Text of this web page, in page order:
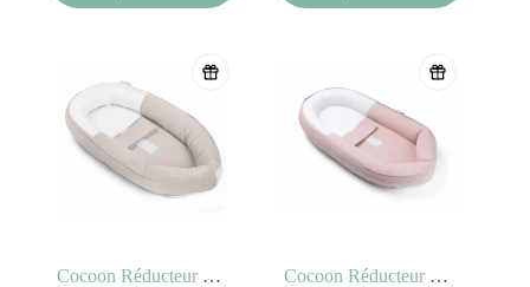
Cocoon Réducteur de Lit Tetra Jersey Sand
Cocoon Réducteur de Lit Blue Chine Pink